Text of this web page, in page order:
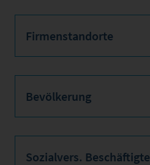
Firmenstandorte
Bevölkerung
Sozialvers. Beschäftigte